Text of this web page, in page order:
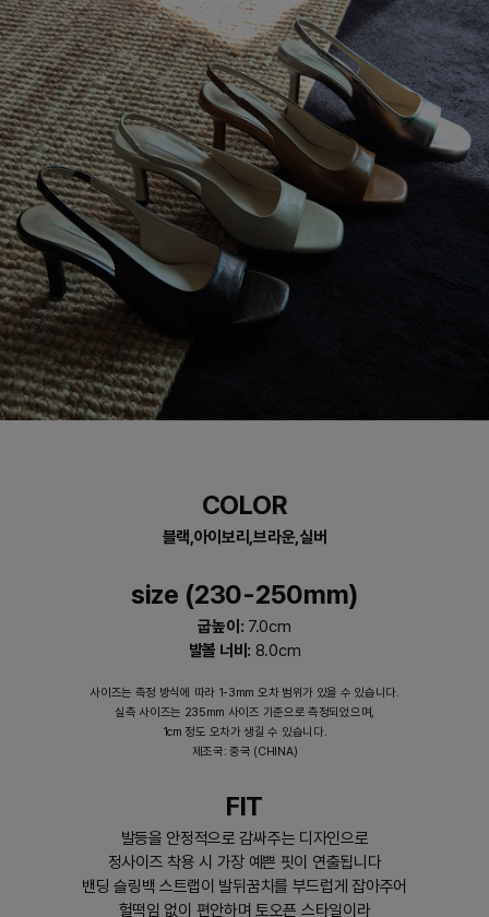
COLOR
블랙,아이보리,브라운,실버
size (230-250mm)
굽높이: 7.0cm
발볼 너비: 8.0cm
사이즈는 측정 방식에 따라 1-3mm 오차 범위가 있을 수 있습니다.
실측 사이즈는 235mm 사이즈 기준으로 측정되었으며,
1cm 정도 오차가 생길 수 있습니다.
제조국: 중국 (CHINA)
FIT
발등을 안정적으로 감싸주는 디자인으로
정사이즈 착용 시 가장 예쁜 핏이 연출됩니다
밴딩 슬링백 스트랩이 발뒤꿈치를 부드럽게 잡아주어
헐떡임 없이 편안하며 토오픈 스타일이라